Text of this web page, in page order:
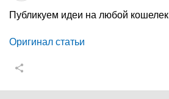
Публикуем идеи на любой кошелек
Оригинал статьи